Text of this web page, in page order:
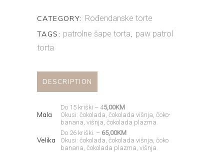
quantity
CATEGORY: Rođendanske torte
TAGS: patrolne šape torta, paw patrol
torta
DESCRIPTION
Mala
Do 15 kriški – 45,00KM
Okusi: čokolada, čokolada višnja, čoko-
banana, višnja, čokolada plazma.
Velika
Do 26 kriški. – 65,00KM
Okusi: čokolada, čokolada višnja, čoko
banana, čokolada plazma, višnja.